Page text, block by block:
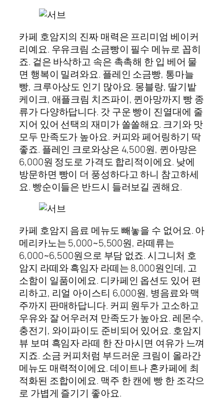
카페 호암지의 진짜 매력은 프리미엄 베이커
리예요. 우유크림 소금빵이 필수 메뉴로 꼽히
죠. 겉은 바삭하고 속은 촉촉해 한 입 베어 물
면 행복이 밀려와요. 플레인 소금빵, 통마늘
빵, 크루아상도 인기 많아요. 몽블랑, 딸기밭
케이크, 애플크림 치즈파이, 퀸아망까지 빵 종
류가 다양하답니다. 갓 구운 빵이 진열대에 줄
지어 있어 선택의 재미가 쏠쏠해요. 크기와 맛
모두 만족도가 높아요. 커피와 페어링하기 딱
좋죠. 플레인 크로와상은 4,500원, 퀸아망은
6,000원 정도로 가격도 합리적이에요. 낮에
방문하면 빵이 더 풍성하다고 하니 참고하세
요. 빵순이들은 반드시 들러보길 권해요.
카페 호암지 음료 메뉴도 빼놓을 수 없어요. 아
메리카노는 5,000~5,500원, 라떼류는
6,000~6,500원으로 부담 없죠. 시그니처 호
암지 라떼와 흑임자 라떼는 8,000원인데, 고
소함이 일품이에요. 디카페인 옵션도 있어 편
리하고, 리얼 아이스티 6,000원, 병음료와 맥
주까지 판매하답니다. 커피 원두가 고소하고
우유와 잘 어우러져 만족도가 높아요. 레몬수,
충전기, 와이파이도 준비되어 있어요. 호암지
뷰 보며 흑임자 라떼 한 잔 마시면 여유가 느껴
지죠. 소금 커피처럼 부드러운 크림이 올라간
메뉴도 매력적이에요. 데이트나 혼카페에 최
적화된 조합이에요. 맥주 한 캔에 빵 한 조각으
로 가볍게 즐기기 좋아요.